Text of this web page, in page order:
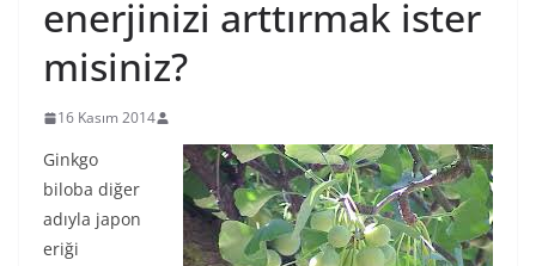
enerjinizi arttırmak ister
misiniz?
16 Kasım 2014
Ginkgo
biloba diğer
adıyla japon
eriği